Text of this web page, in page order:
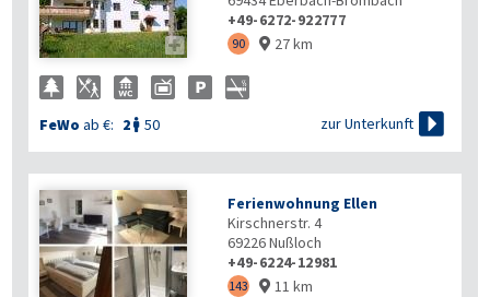

+49-6272-922777
90  27 km
FeWo ab €: 2  50 zur Unterkunft 
Ferienwohnung Ellen
Kirschnerstr. 4
69226Nußloch
+49-6224-12981
143  11 km